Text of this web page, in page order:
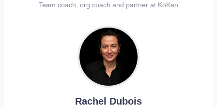
Team coach, org coach and partner at KōKan
Rachel Dubois